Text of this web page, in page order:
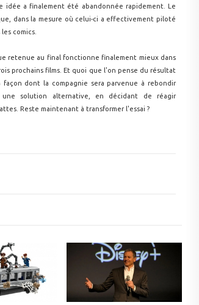
idée a finalement été abandonnée rapidement. Le
dans la mesure où celui-ci a effectivement piloté
comics.
retenue au final fonctionne finalement mieux dans
prochains films. Et quoi que l'on pense du résultat
dont la compagnie sera parvenue à rebondir
solution alternative, en décidant de réagir
Reste maintenant à transformer l'essai ?